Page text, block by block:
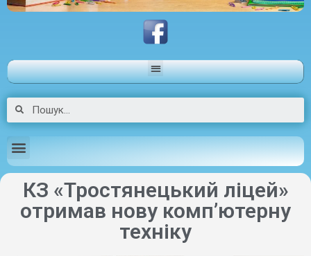
КЗ «Тростянецький ліцей»
отримав нову комп’ютерну
техніку